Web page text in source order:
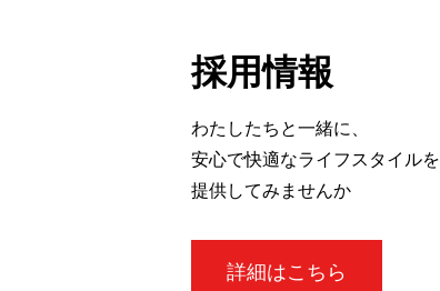
採用情報
わたしたちと一緒に、
安心で快適なライフスタイルを
提供してみませんか
詳細はこちら